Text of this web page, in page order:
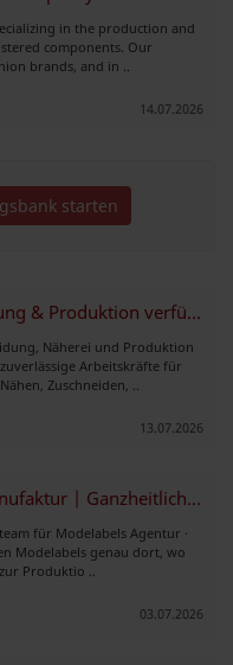
in the production and
components. Our
brands, and in ..
14.07.2026
starten
Mitarbeiter für Textilien, Bekleidung & Produktion verfügbar
Näherei und Produktion
Arbeitskräfte für
Zuschneiden, ..
13.07.2026
Näherei | Schneiderei | Textilmanufaktur | Ganzheitliche Beratung
für Modelabels Agentur ·
Modelabels genau dort, wo
Produktio ..
03.07.2026